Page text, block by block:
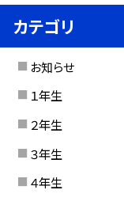
カテゴリ
お知らせ
１年生
２年生
３年生
４年生